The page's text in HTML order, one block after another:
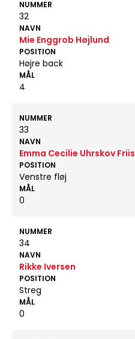
NUMMER
32
NAVN
Mie Enggrob Højlund
POSITION
Højre back
MÅL
4
NUMMER
33
NAVN
Emma Cecilie Uhrskov Friis
POSITION
Venstre fløj
MÅL
0
NUMMER
34
NAVN
Rikke Iversen
POSITION
Streg
MÅL
0